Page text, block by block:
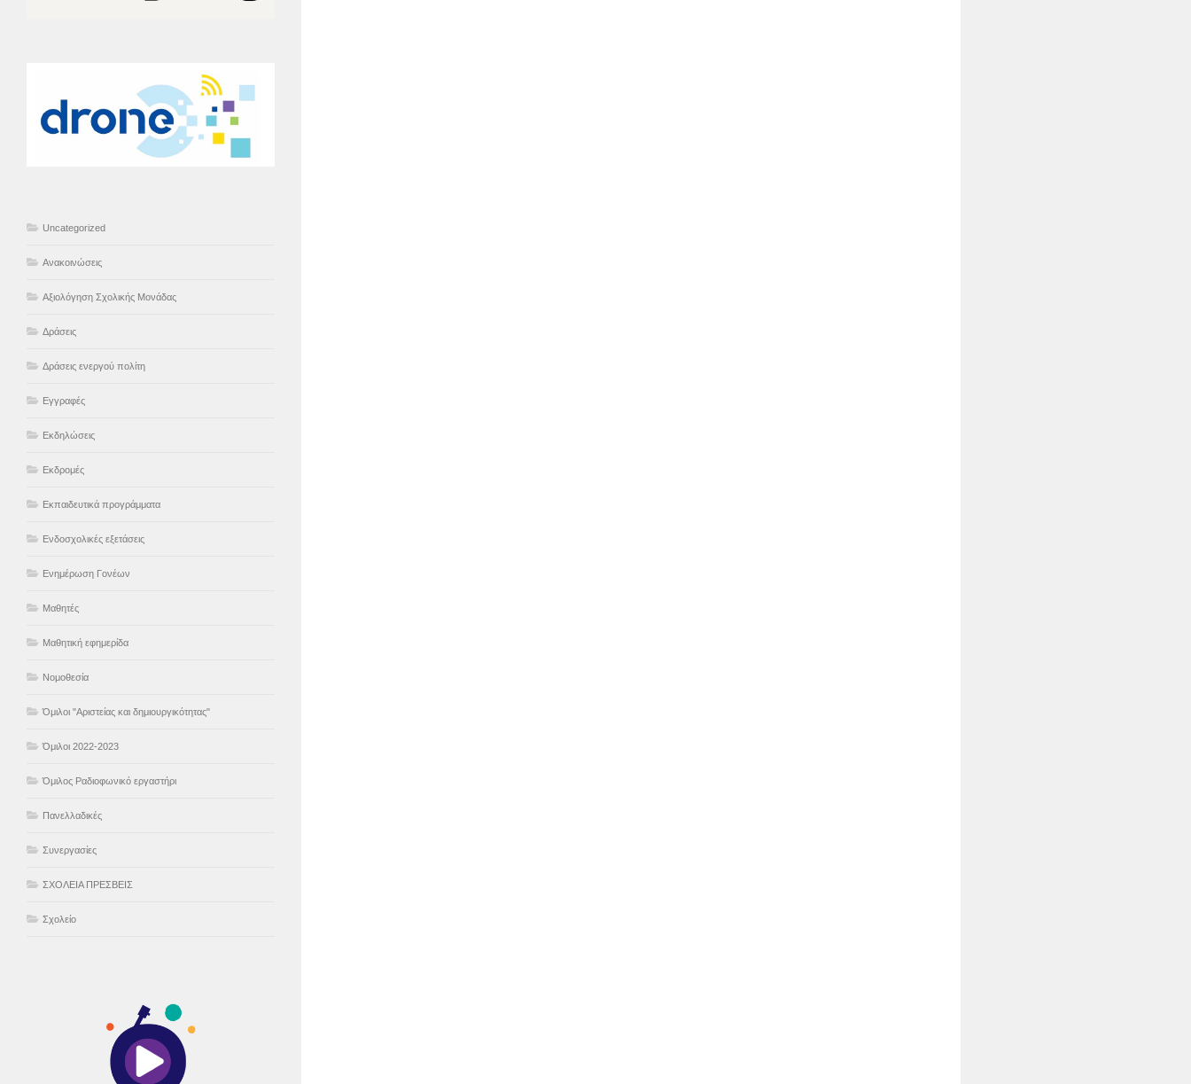
Uncategorized
Ανακοινώσεις
Αξιολόγηση Σχολικής Μονάδας
Δράσεις
Δράσεις ενεργού πολίτη
Εγγραφές
Εκδηλώσεις
Εκδρομές
Εκπαιδευτικά προγράμματα
Ενδοσχολικές εξετάσεις
Ενημέρωση Γονέων
Μαθητές
Μαθητική εφημερίδα
Νομοθεσία
Όμιλοι "Αριστείας και δημιουργικότητας"
Όμιλοι 2022-2023
Όμιλος Ραδιοφωνικό εργαστήρι
Πανελλαδικές
Συνεργασίες
ΣΧΟΛΕΙΑ ΠΡΕΣΒΕΙΣ
Σχολείο